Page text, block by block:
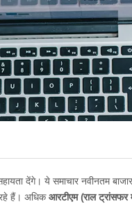
देंगे। ये समाचार नवीनतम बाजार
हैं। अधिकआरटीएम (राल ट्रांसफर